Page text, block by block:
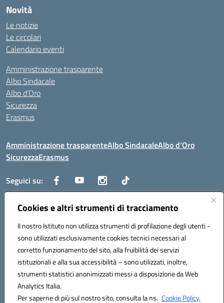
Cookies e altri strumenti di tracciamento
Il nostro Istituto non utilizza strumenti di profilazione degli utenti -
sono utilizzati esclusivamente cookies tecnici necessari al
corretto funzionamento del sito, alla fruibilità dei servizi
istituzionali e alla sua accessibilità – sono utilizzati, inoltre,
strumenti statistici anonimizzati messi a disposizione da Web
Analytics Italia.
Per saperne di più sul nostro sito, consulta la ns. Cookie Policy.
Novità
Le notizie
Le circolari
Calendario eventi
Amministrazione trasparente
Albo Sindacale
Albo d’Oro
Sicurezza
Erasmus
Amministrazione trasparenteAlbo SindacaleAlbo d’Oro
SicurezzaErasmus
Seguici su:
Centralino:0885.426034 Email:FGTD02000P@istruzione.it
Posta elettronica certificata (PEC):fgtd02000p@pec.istruzione.it
Codice fiscale: 81002930717
Codice meccanografico:FGTD02000P
Codice unico di fatturazione (CUF): UFUN7Y